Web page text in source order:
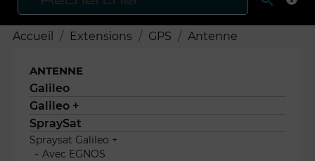
Accueil Extensions GPS Antenne
ANTENNE
Galileo
Galileo +
SpraySat
Spraysat Galileo +
Avec EGNOS